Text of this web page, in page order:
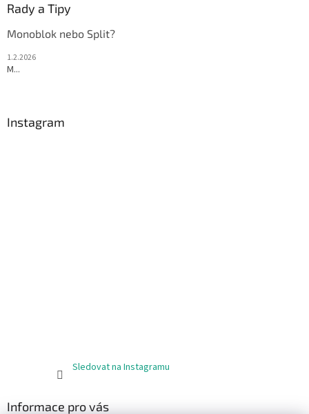
Rady a Tipy
Monoblok nebo Split?
1.2.2026
M...
Instagram
Sledovat na Instagramu
Informace pro vás